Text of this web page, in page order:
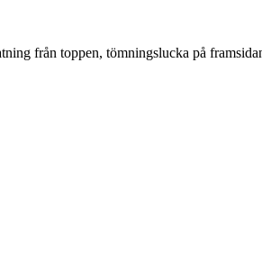
från toppen, tömningslucka på